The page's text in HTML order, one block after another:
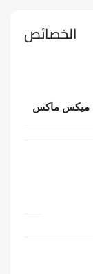
الخصائص
ميكس ماكس